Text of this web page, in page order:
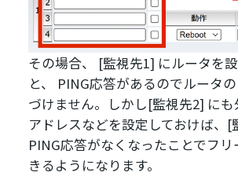
その場合、 [監視先1] にルータを
と、 PING応答があるのでルータ
づけません。しかし[監視先2] に
アドレスなどを設定しておけば、[
PING応答がなくなったことでフリ
きるようになります。